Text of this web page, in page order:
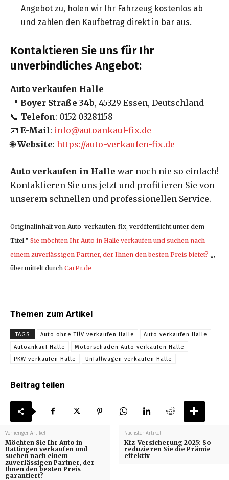
Angebot zu, holen wir Ihr Fahrzeug kostenlos ab
und zahlen den Kaufbetrag direkt in bar aus.
Kontaktieren Sie uns für Ihr
unverbindliches Angebot:
Auto verkaufen Halle
📍 Boyer Straße 34b, 45329 Essen, Deutschland
📞 Telefon: 0152 03281158
📧 E-Mail: info@autoankauf-fix.de
🌐Website: https://auto-verkaufen-fix.de
Auto verkaufen in Halle war noch nie so einfach!
Kontaktieren Sie uns jetzt und profitieren Sie von
unserem schnellen und professionellen Service.
Originalinhalt von Auto-verkaufen-fix, veröffentlicht unter dem
Titel “ Sie möchten Ihr Auto in Halle verkaufen und suchen nach
einem zuverlässigen Partner, der Ihnen den besten Preis bietet? „,
übermittelt durch CarPr.de
Themen zum Artikel
TAGS Auto ohne TÜV verkaufen Halle
Auto verkaufen Halle
Autoankauf Halle
Motorschaden Auto verkaufen Halle
PKW verkaufen Halle
Unfallwagen verkaufen Halle
Beitrag teilen
Vorheriger Artikel
Möchten Sie Ihr Auto in
Hattingen verkaufen und
suchen nach einem
zuverlässigen Partner, der
Ihnen den besten Preis
garantiert?
Nächster Artikel
Kfz-Versicherung 2025: So
reduzieren Sie die Prämie
effektiv